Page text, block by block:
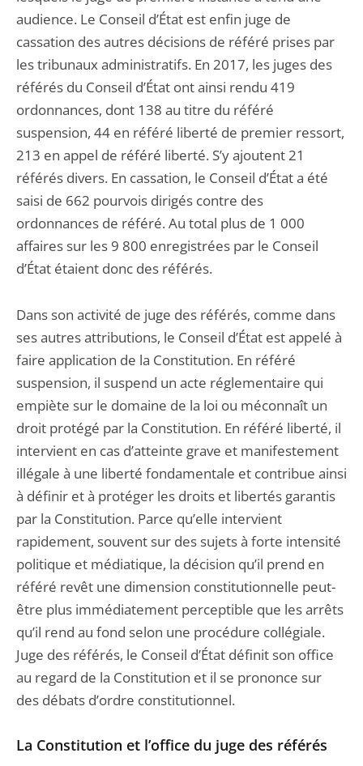
audience. Le Conseil d’État est enfin juge de
cassation des autres décisions de référé prises par
les tribunaux administratifs. En 2017, les juges des
référés du Conseil d’État ont ainsi rendu 419
ordonnances, dont 138 au titre du référé
suspension, 44 en référé liberté de premier ressort,
213 en appel de référé liberté. S’y ajoutent 21
référés divers. En cassation, le Conseil d’État a été
saisi de 662 pourvois dirigés contre des
ordonnances de référé. Au total plus de 1 000
affaires sur les 9 800 enregistrées par le Conseil
d’État étaient donc des référés.
Dans son activité de juge des référés, comme dans
ses autres attributions, le Conseil d’État est appelé à
faire application de la Constitution. En référé
suspension, il suspend un acte réglementaire qui
empiète sur le domaine de la loi ou méconnaît un
droit protégé par la Constitution. En référé liberté, il
intervient en cas d’atteinte grave et manifestement
illégale à une liberté fondamentale et contribue ainsi
à définir et à protéger les droits et libertés garantis
par la Constitution. Parce qu’elle intervient
rapidement, souvent sur des sujets à forte intensité
politique et médiatique, la décision qu’il prend en
référé revêt une dimension constitutionnelle peut-
être plus immédiatement perceptible que les arrêts
qu’il rend au fond selon une procédure collégiale.
Juge des référés, le Conseil d’État définit son office
au regard de la Constitution et il se prononce sur
des débats d’ordre constitutionnel.
La Constitution et l’office du juge des référés